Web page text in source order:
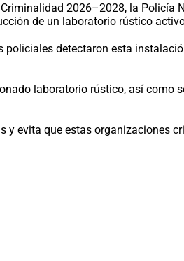
2026–2028, la Policía
de un laboratorio rústico
detectaron esta
laboratorio rústico, así
evita que estas organizaciones